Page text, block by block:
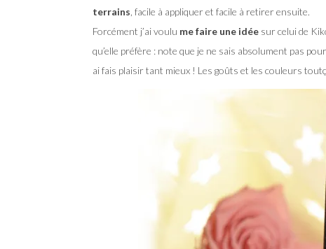
terrains , facile à appliquer et facile à retirer ensuite.
Forcément j’ai voulu me faire une idée sur celui de
qu’elle préfère : note que je ne sais absolument pas
ai fais plaisir tant mieux ! Les goûts et les couleurs